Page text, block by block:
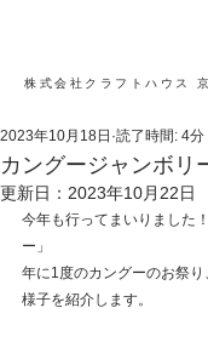
株式会社クラフトハウス
カングージャンボリ
2023年10月18日 読了時間: 4分
更新日： 2023年10月22日
今年も行ってまいりました
ー」
年に1度のカングーのお祭
様子を紹介します。